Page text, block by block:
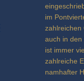
im
zahlreichen
auch in den
ist immer
zahlreiche
namhafter